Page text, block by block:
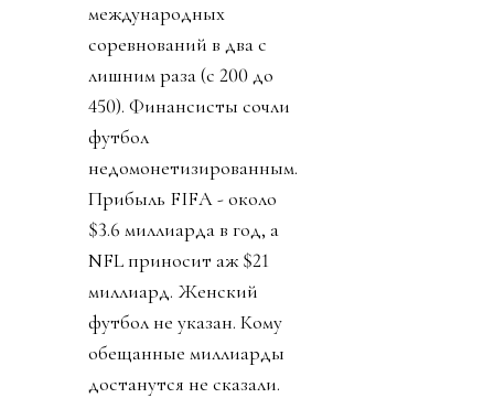
международных
соревнований в два с
лишним раза (с 200 до
450). Финансисты сочли
футбол
недомонетизированным.
Прибыль FIFA - около
$3.6 миллиарда в год, а
NFL приносит аж $21
миллиард. Женский
футбол не указан. Кому
обещанные миллиарды
достанутся не сказали.